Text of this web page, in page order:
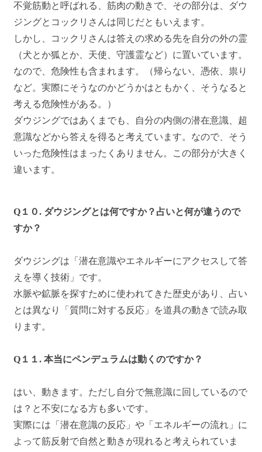
不覚筋動と呼ばれる、筋肉の動きで、その部分は、ダウ
ジングとコックリさんは同じだともいえます。
しかし、コックリさんは答えの求める先を自分の外の霊
（犬とか狐とか、天使、守護霊など）に置いています。
なので、危険性も含まれます。（帰らない、憑依、祟り
など。実際にそうなのかどうかはともかく、そうなると
考える危険性がある。）
ダウジングではあくまでも、自分の内側の潜在意識、超
意識などから答えを得ると考えています。なので、そう
いった危険性はまったくありません。この部分が大きく
違います。
Q１０. ダウジングとは何ですか？占いと何が違うので
すか？
ダウジングは「潜在意識やエネルギーにアクセスして答
えを導く技術」です。
水脈や鉱脈を探すために使われてきた歴史があり、占い
とは異なり「質問に対する反応」を道具の動きで読み取
ります。
Q１１. 本当にペンデュラムは動くのですか？
はい、動きます。ただし自分で無意識に回しているので
は？と不安になる方も多いです。
実際には「潜在意識の反応」や「エネルギーの流れ」に
よって筋反射で自然と動きが現れると考えられていま